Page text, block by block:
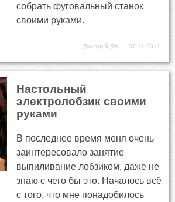
собрать фуговальный станок
своими руками.
Дмитрий ДА 07.11.2011
Настольный
электролобзик своими
руками
В последнее время меня очень
заинтересовало занятие
выпиливание лобзиком, даже не
знаю с чего бы это. Началось всё
с того, что мне понадобилось